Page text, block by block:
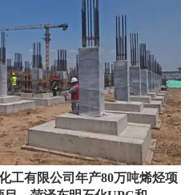
工有限公司年产80万吨烯烃项